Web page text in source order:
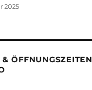
2025
ÖFFNUNGSZEITEN